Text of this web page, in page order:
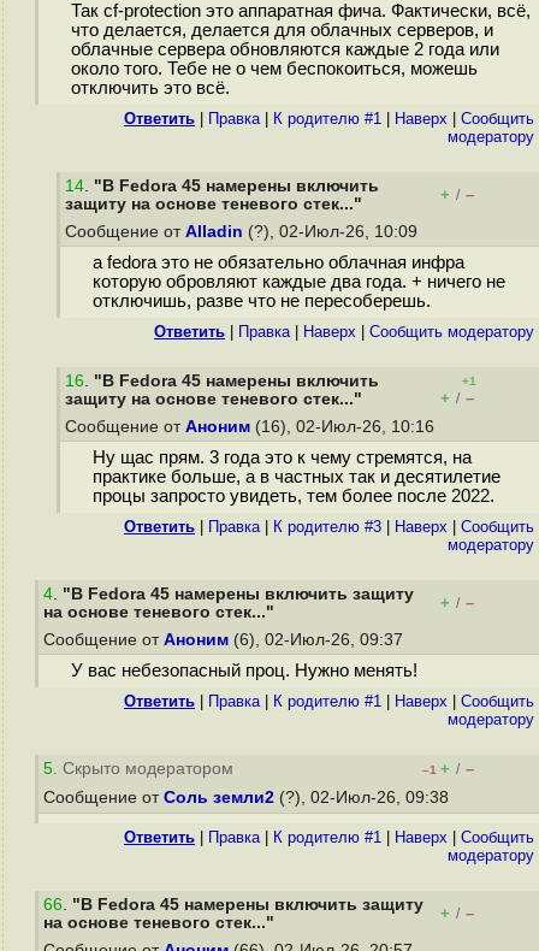
Так cf-protection это аппаратная фича. Фактически, всё,
что делается, делается для облачных серверов, и
облачные сервера обновляются каждые 2 года или
около того. Тебе не о чем беспокоиться, можешь
отключить это всё.
Ответить Правка| К родителю #1 Наверх
Cообщить
модератору
14. "В Fedora 45 намерены включить
защиту на основе теневого стек..."
+ / –
Сообщение от Alladin (?), 02-Июл-26, 10:09
а fedora это не обязательно облачная инфра
которую обровляют каждые два года. + ничего не
отключишь, разве что не пересоберешь.
Ответить Правка| Наверх Cообщить модератору
16. "В Fedora 45 намерены включить
защиту на основе теневого стек..."
+1
+ / –
Сообщение от Аноним (16), 02-Июл-26, 10:16
Ну щас прям. 3 года это к чему стремятся, на
практике больше, а в частных так и десятилетие
процы запросто увидеть, тем более после 2022.
Ответить Правка| К родителю #3 Наверх
Cообщить
модератору
4. "В Fedora 45 намерены включить защиту
на основе теневого стек..."
+ / –
Сообщение от Аноним (6), 02-Июл-26, 09:37
У вас небезопасный проц. Нужно менять!
Ответить Правка| К родителю #1 Наверх
Cообщить
модератору
5. Скрыто модератором –1 + / –
Сообщение от Соль земли2 (?), 02-Июл-26, 09:38
Ответить Правка| К родителю #1 Наверх
Cообщить
модератору
66. "В Fedora 45 намерены включить защиту
на основе теневого стек..."
+ / –